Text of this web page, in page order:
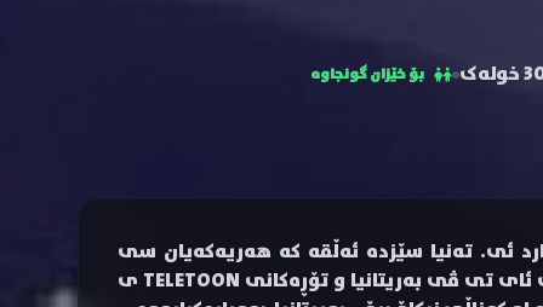
بۆ خێزان گونجاوە
ئی. تەنیا سێزدە ئەڵقە کە هەریەکەیان سی
خولەک بوو بەرهەم هێنران و پەخش کران. زنجیرەکە لە تۆڕەکانی ئای تی ڤی بەریتانیا و تۆڕەکانی TELETOON ی